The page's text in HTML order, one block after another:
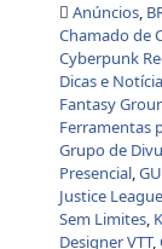
Anúncios,
Chamado de
Cyberpunk
Dicas e
Fantasy
Ferramentas
Grupo de
Presencial,
Justice
Sem Limites,
Designer VTT,